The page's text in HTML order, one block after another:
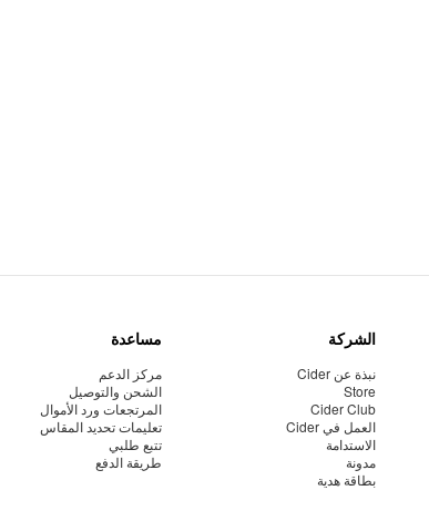
الشركة
نبذة عن Cider
Store
Cider Club
العمل في Cider
الاستدامة
مدونة
بطاقة هدية
مساعدة
مركز الدعم
الشحن والتوصيل
المرتجعات ورد الأموال
تعليمات تحديد المقاس
تتبع طلبي
طريقة الدفع